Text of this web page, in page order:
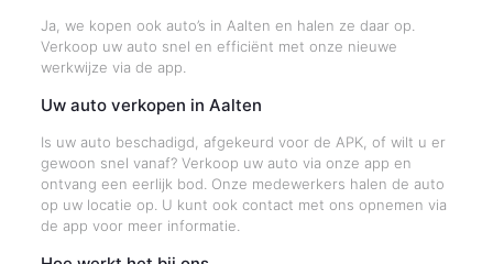
Ja, we kopen ook auto’s in Aalten en halen ze daar op.
Verkoop uw auto snel en efficiënt met onze nieuwe
werkwijze via de app.
Uw auto verkopen in Aalten
Is uw auto beschadigd, afgekeurd voor de APK, of wilt u er
gewoon snel vanaf? Verkoop uw auto via onze app en
ontvang een eerlijk bod. Onze medewerkers halen de auto
op uw locatie op. U kunt ook contact met ons opnemen via
de app voor meer informatie.